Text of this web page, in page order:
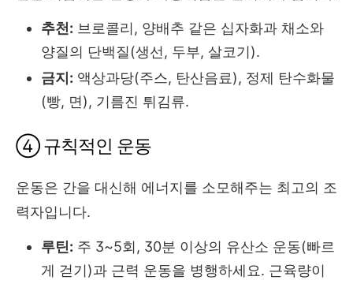
추천: 브로콜리, 양배추 같은 십자화과 채소와
양질의 단백질(생선, 두부, 살코기).
금지: 액상과당(주스, 탄산음료), 정제 탄수화물
(빵, 면), 기름진 튀김류.
④ 규칙적인 운동
운동은 간을 대신해 에너지를 소모해주는 최고의 조
력자입니다.
루틴: 주 3~5회, 30분 이상의 유산소 운동(빠르
게 걷기)과 근력 운동을 병행하세요. 근육량이